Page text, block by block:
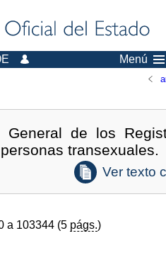
Menú
de los
transexuales.
Ver texto
a 103344 (5 págs.)